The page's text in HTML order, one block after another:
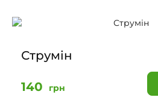
Струмін
140 грн